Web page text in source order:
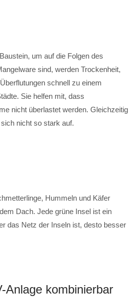
um auf die Folgen des
sind, werden Trockenheit,
schnell zu einem
Sie helfen mit, dass
nicht überlastet werden. Gleichzeitig
nicht so stark auf.
Hummeln und Käfer
Dach. Jede grüne Insel ist ein
das Netz der Inseln ist, desto besser
Anlage kombinierbar